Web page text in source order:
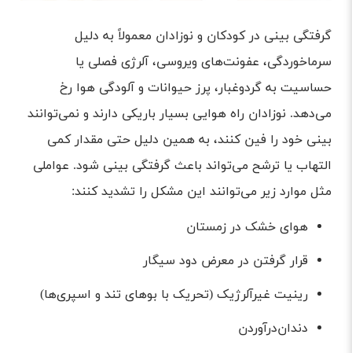
گرفتگی بینی در کودکان و نوزادان معمولاً به دلیل
سرماخوردگی، عفونت‌های ویروسی، آلرژی فصلی یا
حساسیت به گردوغبار، پرز حیوانات و آلودگی هوا رخ
می‌دهد. نوزادان راه هوایی بسیار باریکی دارند و نمی‌توانند
بینی خود را فین کنند، به همین دلیل حتی مقدار کمی
التهاب یا ترشح می‌تواند باعث گرفتگی بینی شود. عواملی
مثل موارد زیر می‌توانند این مشکل را تشدید کنند:
هوای خشک در زمستان
قرار گرفتن در معرض دود سیگار
رینیت غیرآلرژیک (تحریک با بوهای تند و اسپری‌ها)
دندان‌درآوردن